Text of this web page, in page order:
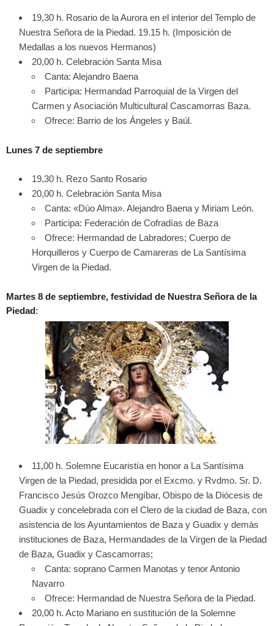
19,30 h. Rosario de la Aurora en el interior del Templo de
Nuestra Señora de la Piedad. 19.15 h. (Imposición de
Medallas a los nuevos Hermanos)
20,00 h. Celebración Santa Misa
Canta: Alejandro Baena
Participa: Hermandad Parroquial de la Virgen del
Carmen y Asociación Multicultural Cascamorras Baza.
Ofrece: Barrio de los Ángeles y Baúl.
Lunes 7 de septiembre
19,30 h. Rezo Santo Rosario
20,00 h. Celebración Santa Misa
Canta: «Dúo Alma». Alejandro Baena y Miriam León.
Participa: Federación de Cofradías de Baza
Ofrece: Hermandad de Labradores; Cuerpo de
Horquilleros y Cuerpo de Camareras de La Santísima
Virgen de la Piedad.
Martes 8 de septiembre, festividad de Nuestra Señora de la
Piedad:
11,00 h. Solemne Eucaristía en honor a La Santísima
Virgen de la Piedad, presidida por el Excmo. y Rvdmo. Sr. D.
Francisco Jesús Orozco Mengíbar, Obispo de la Diócesis de
Guadix y concelebrada con el Clero de la ciudad de Baza, con
asistencia de los Ayuntamientos de Baza y Guadix y demás
instituciones de Baza, Hermandades de la Virgen de la Piedad
de Baza, Guadix y Cascamorras;
Canta: soprano Carmen Manotas y tenor Antonio
Navarro
Ofrece: Hermandad de Nuestra Señora de la Piedad.
20,00 h. Acto Mariano en sustitución de la Solemne